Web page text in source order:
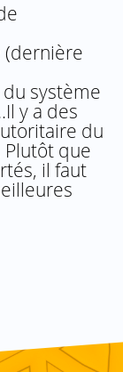
(dernière
système
y a des
du
que
il faut